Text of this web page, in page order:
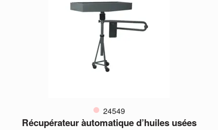
24549
Récupérateur àutomatique d’huiles usées